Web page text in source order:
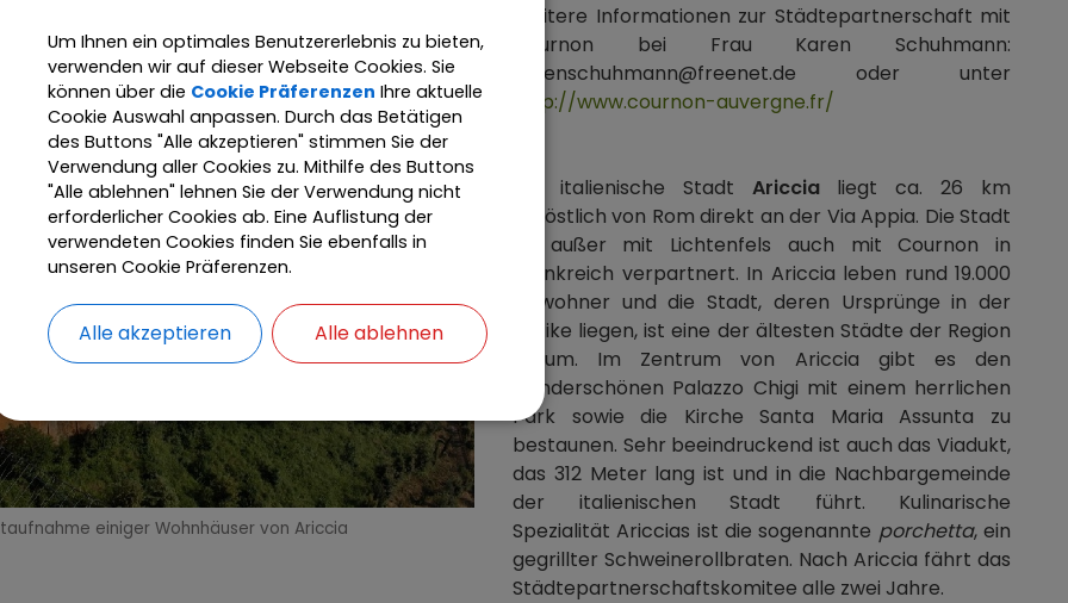
Weitere Informationen zur Städtepartnerschaft mit
Cournon bei Frau Karen Schuhmann:
karenschuhmann@freenet.de oder unter
http://www.cournon-auvergne.fr/
einiger Wohnhäuser von Ariccia
Die italienische Stadt Ariccialiegt ca. 26 km
südöstlich von Rom direkt an der Via Appia. Die Stadt
ist außer mit Lichtenfels auch mit Cournon in
Frankreich verpartnert. In Ariccia leben rund 19.000
Einwohner und die Stadt, deren Ursprünge in der
Antike liegen, ist eine der ältesten Städte der Region
Latium. Im Zentrum von Ariccia gibt es den
wunderschönen Palazzo Chigi mit einem herrlichen
Park sowie die Kirche Santa Maria Assunta zu
bestaunen. Sehr beeindruckend ist auch das Viadukt,
das 312 Meter lang ist und in die Nachbargemeinde
der italienischen Stadt führt. Kulinarische
Spezialität Ariccias ist die sogenannte porchetta, ein
gegrillter Schweinerollbraten. Nach Ariccia fährt das
Städtepartnerschaftskomitee alle zwei Jahre.
Um Ihnen ein optimales Benutzererlebnis zu bieten,
verwenden wir auf dieser Webseite Cookies. Sie
können über die Cookie Präferenzen Ihre aktuelle
Cookie Auswahl anpassen. Durch das Betätigen
des Buttons "Alle akzeptieren" stimmen Sie der
Verwendung aller Cookies zu. Mithilfe des Buttons
"Alle ablehnen" lehnen Sie der Verwendung nicht
erforderlicher Cookies ab. Eine Auflistung der
verwendeten Cookies finden Sie ebenfalls in
unseren Cookie Präferenzen.
Alle akzeptieren Alle ablehnen